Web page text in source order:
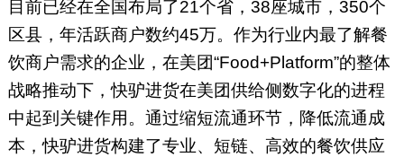
目前已经在全国布局了21个省，38座城市，350个
区县，年活跃商户数约45万。作为行业内最了解餐
饮商户需求的企业，在美团“Food+Platform”的整体
战略推动下，快驴进货在美团供给侧数字化的进程
中起到关键作用。通过缩短流通环节，降低流通成
本，快驴进货构建了专业、短链、高效的餐饮供应